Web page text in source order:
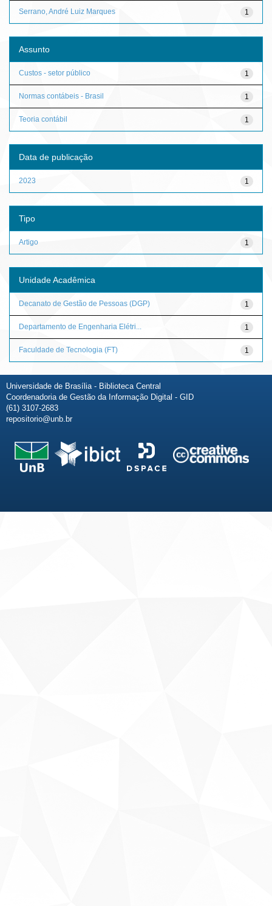
1
Serrano, André Luiz Marques
Assunto
1
Custos - setor público
1
Normas contábeis - Brasil
1
Teoria contábil
Data de publicação
1
2023
Tipo
1
Artigo
Unidade Acadêmica
1
Decanato de Gestão de Pessoas (DGP)
1
Departamento de Engenharia Elétri...
1
Faculdade de Tecnologia (FT)
Universidade de Brasília - Biblioteca Central
Coordenadoria de Gestão da Informação Digital - GID
(61) 3107-2683
repositorio@unb.br